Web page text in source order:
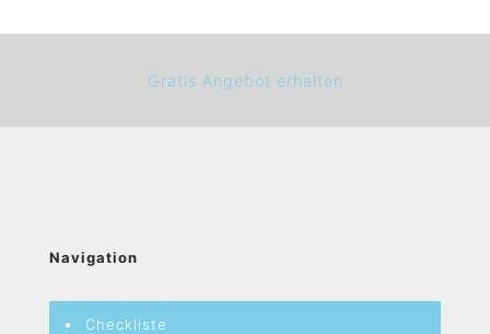
Gratis Angebot erhalten
Navigation
Checkliste